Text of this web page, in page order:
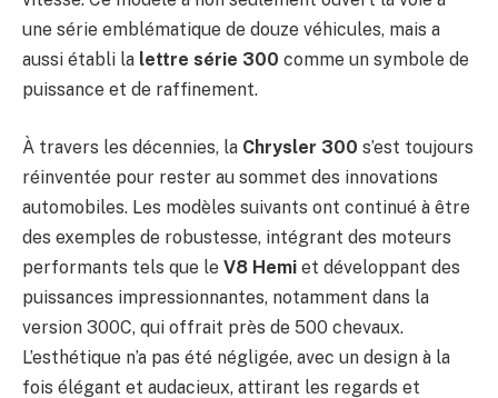
une série emblématique de douze véhicules, mais a
aussi établi la lettre série 300 comme un symbole de
puissance et de raffinement.
À travers les décennies, la Chrysler 300 s’est toujours
réinventée pour rester au sommet des innovations
automobiles. Les modèles suivants ont continué à être
des exemples de robustesse, intégrant des moteurs
performants tels que le V8 Hemi et développant des
puissances impressionnantes, notamment dans la
version 300C, qui offrait près de 500 chevaux.
L’esthétique n’a pas été négligée, avec un design à la
fois élégant et audacieux, attirant les regards et